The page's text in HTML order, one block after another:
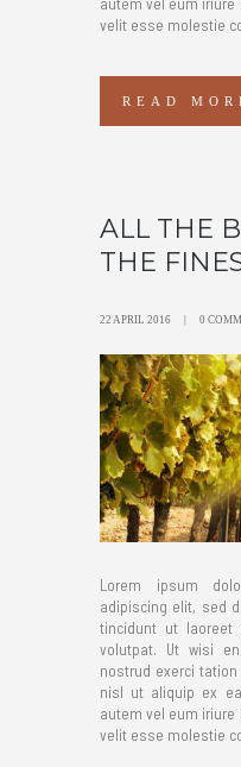
velit esse molestie
READ
ALL THE
THE
22 APRIL 2016 0
Lorem ipsum
adipiscing elit, sed
tincidunt ut laoreet
volutpat. Ut wisi
nostrud exerci
nisl ut aliquip ex
autem vel eum
velit esse molestie